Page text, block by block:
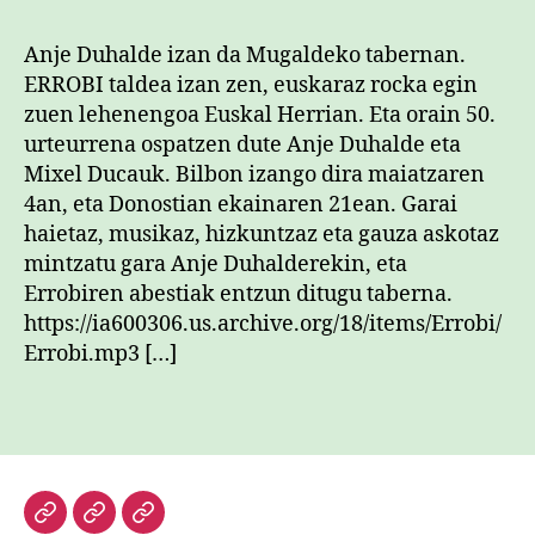
Anje Duhalde izan da Mugaldeko tabernan.
ERROBI taldea izan zen, euskaraz rocka egin
zuen lehenengoa Euskal Herrian. Eta orain 50.
urteurrena ospatzen dute Anje Duhalde eta
Mixel Ducauk. Bilbon izango dira maiatzaren
4an, eta Donostian ekainaren 21ean. Garai
haietaz, musikaz, hizkuntzaz eta gauza askotaz
mintzatu gara Anje Duhalderekin, eta
Errobiren abestiak entzun ditugu taberna.
https://ia600306.us.archive.org/18/items/Errobi/
Errobi.mp3 […]
HasieraKazetari
Patxi